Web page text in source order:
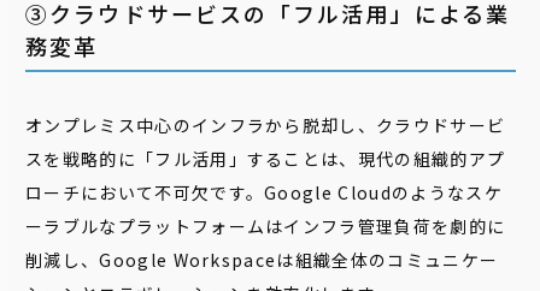
③クラウドサービスの「フル活用」による業
務変革
オンプレミス中心のインフラから脱却し、クラウドサービ
スを戦略的に「フル活用」することは、現代の組織的アプ
ローチにおいて不可欠です。Google Cloudのようなスケ
ーラブルなプラットフォームはインフラ管理負荷を劇的に
削減し、Google Workspaceは組織全体のコミュニケー